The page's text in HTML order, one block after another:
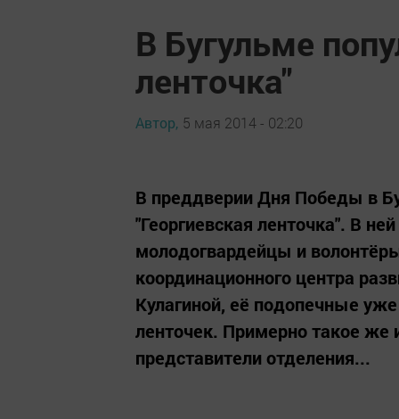
В Бугульме
ленточка"
Автор, 5 мая 2014 - 02:20
В преддверии Дня Победы в
"Георгиевская ленточка". В
молодогвардейцы и
координационного центра
Кулагиной, её подопечные
ленточек. Примерно такое же
представители отделения...